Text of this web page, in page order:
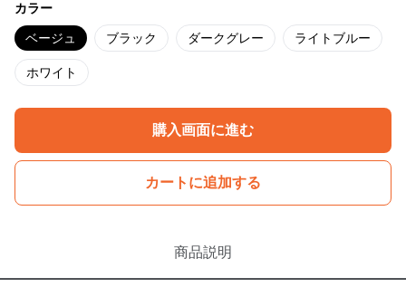
カラー
ベージュ ブラック ダークグレー ライトブルー
ホワイト
購入画面に進む
カートに追加する
商品説明